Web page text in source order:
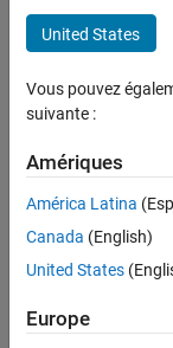
FILTRER PAR
Ingénierie de la
Applications
Enregistrer
sélectionnées
United States
Vous pouvez
suivante :
Amériques
América Latina
Canada (English)
United States
Europe